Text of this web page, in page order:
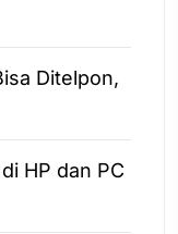
Ditelpon,
HP dan PC